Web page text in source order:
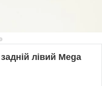
лівий Mega